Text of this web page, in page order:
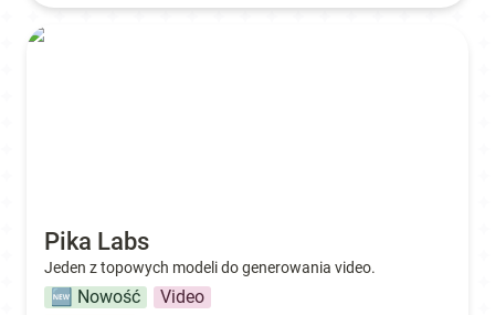
Pika Labs
Pika Labs
Jeden z topowych modeli do generowania video.
🆕 Nowość
Video